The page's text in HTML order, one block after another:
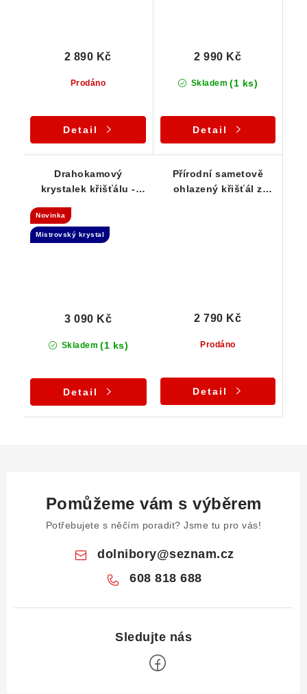
Prodáno
2 890 Kč
Detail
Skladem (1 ks)
2 990 Kč
Detail
Drahokamový
krystalek křišťálu -
Stříbrný přívěsek
Novinka
Mistrovský krystal
Skladem (1 ks)
3 090 Kč
Detail
Přírodní sametově
ohlazený křišťál z
Prodáno
2 790 Kč
Detail
Pomůžeme vám s výběrem
Potřebujete s něčím poradit? Jsme tu pro vás!
dolnibory@seznam.cz
608 818 688